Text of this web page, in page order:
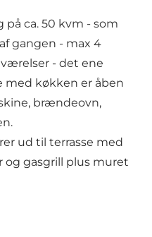
ca. 50 kvm - som
gangen - max 4
- det ene
med køkken er åben
brændeovn,
ud til terrasse med
og gasgrill plus muret